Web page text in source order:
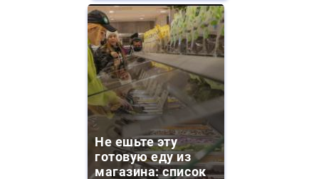
Не ешьте эту
готовую еду из
магазина: список